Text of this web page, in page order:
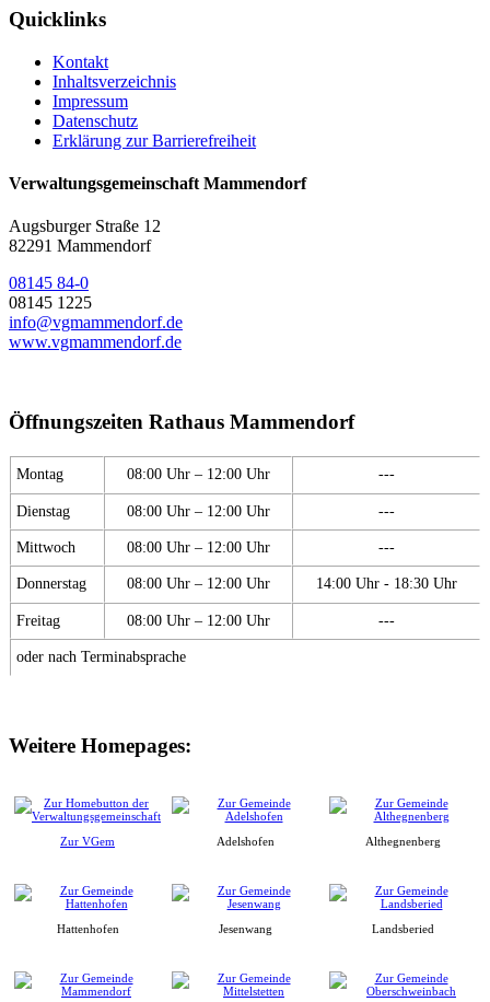
Quicklinks
Kontakt
Inhaltsverzeichnis
Impressum
Datenschutz
Erklärung zur Barrierefreiheit
Verwaltungsgemeinschaft Mammendorf
Augsburger Straße 12
82291 Mammendorf
08145 84-0
08145 1225
info@vgmammendorf.de
www.vgmammendorf.de
Öffnungszeiten Rathaus Mammendorf
Montag 08:00 Uhr – 12:00 Uhr ---
Dienstag 08:00 Uhr – 12:00 Uhr ---
Mittwoch 08:00 Uhr – 12:00 Uhr ---
Donnerstag 08:00 Uhr – 12:00 Uhr 14:00 Uhr - 18:30 Uhr
Freitag 08:00 Uhr – 12:00 Uhr ---
oder nach Terminabsprache
Weitere Homepages:
Zur VGem Adelshofen Althegnenberg
Hattenhofen Jesenwang Landsberied